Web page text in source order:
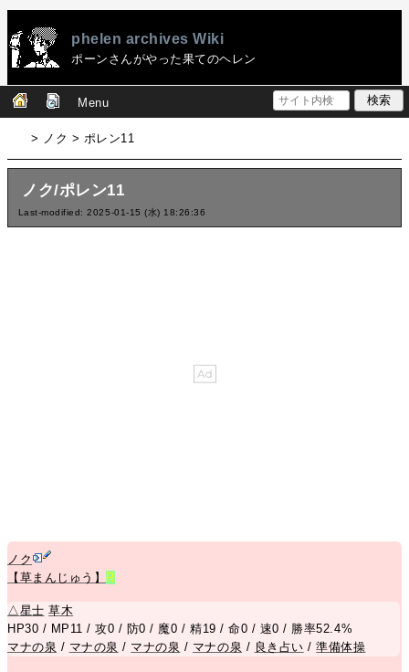
phelen archives Wiki
ポーンさんがやった果てのヘレン
Menu
> ノク > ポレン11
ノク/ポレン11
Last-modified: 2025-01-15 (水) 18:26:36
ノク
【草まんじゅう】
R
△星士 草木
HP30 / MP11 / 攻0 / 防0 / 魔0 / 精19 / 命0 / 速0 / 勝率52.4%
マナの泉 / マナの泉 / マナの泉 / マナの泉 / 良き占い /準備体操